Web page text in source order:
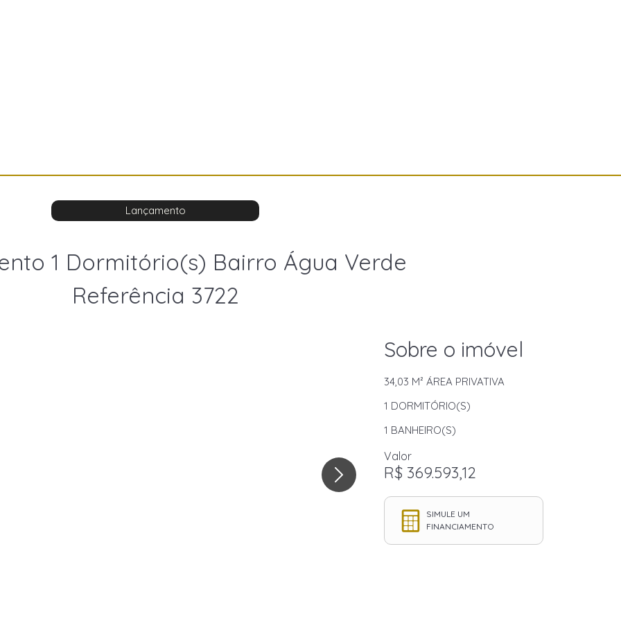
Lançamento
1 Dormitório(s) Bairro Água Verde
Referência 3722
Sobre o imóvel
34,03 M² ÁREA PRIVATIVA
1 DORMITÓRIO(S)
1 BANHEIRO(S)
Valor
R$ 369.593,12
SIMULE UM
FINANCIAMENTO